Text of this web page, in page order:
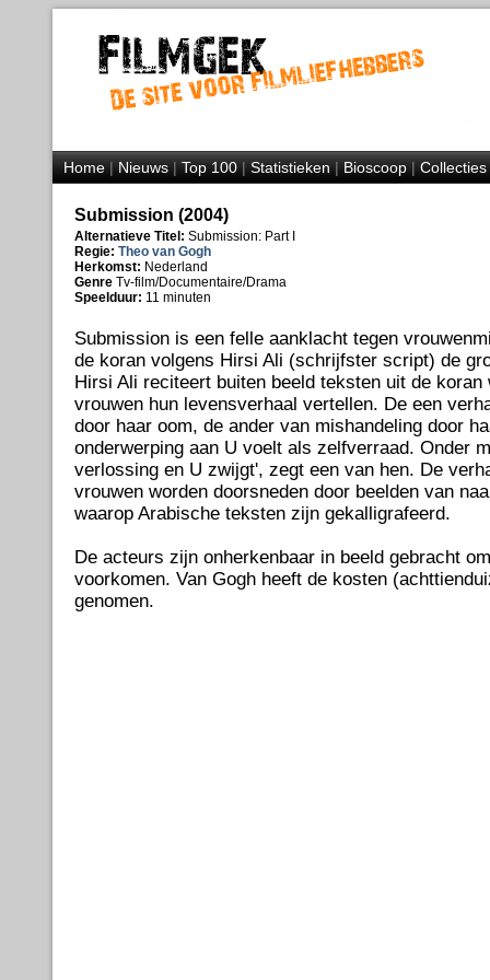
Home|Nieuws|Top 100|Statistieken|Bioscoop|Collecties
Submission (2004)
Alternatieve Titel: Submission: Part I
Regie: Theo van Gogh
Herkomst: Nederland
Genre Tv-film/Documentaire/Drama
Speelduur: 11 minuten
Submission is een felle aanklacht tegen
de koran volgens Hirsi Ali (schrijfster script) de
Hirsi Ali reciteert buiten beeld teksten uit de koran
vrouwen hun levensverhaal vertellen. De een
door haar oom, de ander van mishandeling door
onderwerping aan U voelt als zelfverraad. Onder
verlossing en U zwijgt', zegt een van hen. De
vrouwen worden doorsneden door beelden van
waarop Arabische teksten zijn gekalligrafeerd.
De acteurs zijn onherkenbaar in beeld gebracht
voorkomen. Van Gogh heeft de kosten
genomen.